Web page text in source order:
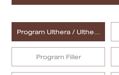
Central Pinklao Branch
Bangna Branch
Program Ulthera / Ulthera
Prime
Program Filler